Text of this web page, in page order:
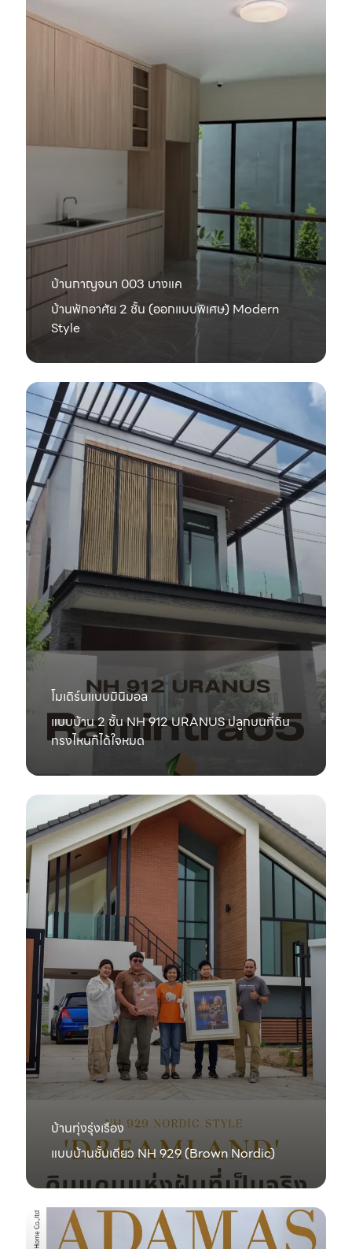
บ้านกาญจนา 003 บางแค
บ้านพักอาศัย 2 ชั้น (ออกแบบพิเศษ) Modern
Style
โมเดิร์นแบบมินิมอล
แบบบ้าน 2 ชั้น NH 912 URANUS ปลูกบนที่ดิน
ทรงไหนก็ได้ใจหมด
บ้านทุ่งรุ่งเรือง
แบบบ้านชั้นเดียว NH 929 (Brown Nordic)